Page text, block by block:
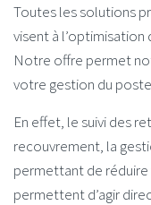
Toutes les solutions
visent à
Notre offre permet
votre gestion du
En effet, le suivi des
recouvrement, la
permettant de réduire
permettent d’agir